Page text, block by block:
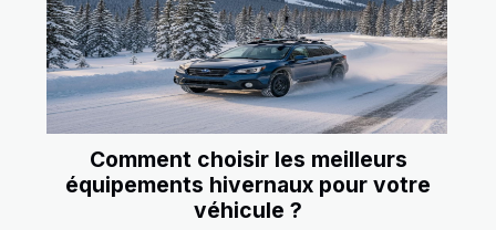
Comment choisir les meilleurs
équipements hivernaux pour votre
véhicule ?